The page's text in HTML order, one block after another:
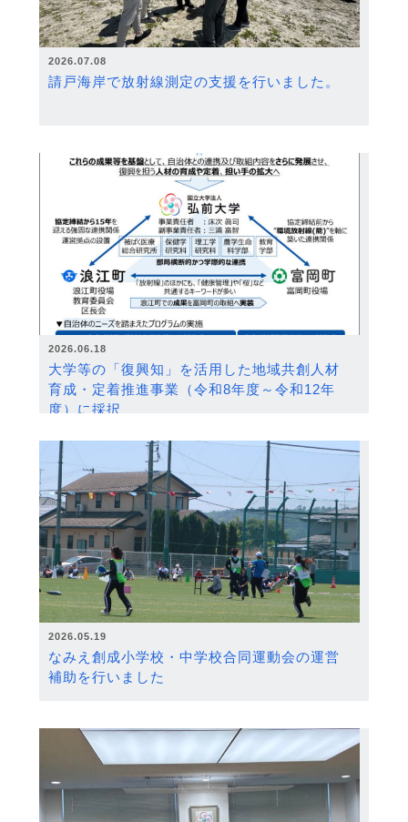
2026.07.08
請戸海岸で放射線測定の支援を行いました。
2026.06.18
大学等の「復興知」を活用した地域共創人材
育成・定着推進事業（令和8年度～令和12年
度）に採択
2026.05.19
なみえ創成小学校・中学校合同運動会の運営
補助を行いました